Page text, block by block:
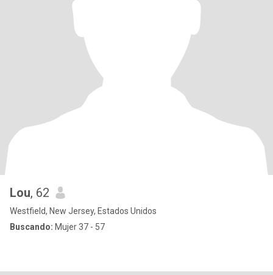
Lou, 62
Westfield, New Jersey, Estados Unidos
Buscando: Mujer 37 - 57